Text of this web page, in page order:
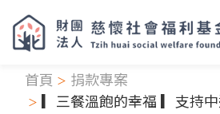
首頁
捐款專案
▎三餐溫飽的幸福 ▎支持中